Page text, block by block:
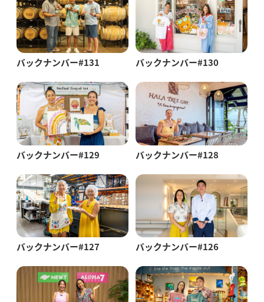
バックナンバー#131 バックナンバー#130
バックナンバー#129 バックナンバー#128
バックナンバー#127 バックナンバー#126